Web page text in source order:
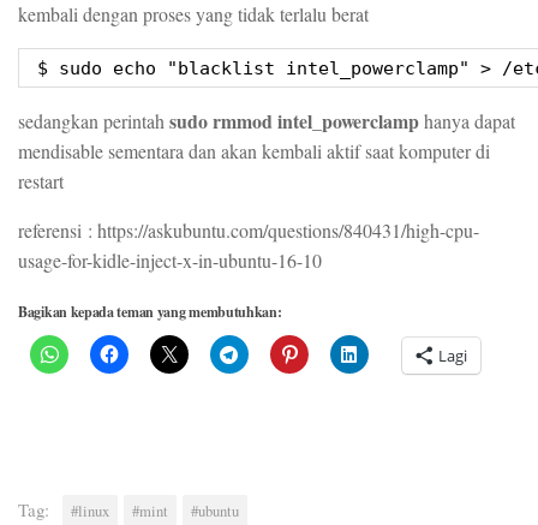
kembali dengan proses yang tidak terlalu berat
$ sudo echo "blacklist intel_powerclamp" > /
sedangkan perintah sudo rmmod intel_powerclamphanya dapat
mendisable sementara dan akan kembali aktif saat komputer di
restart
referensi : https://askubuntu.com/questions/840431/high-cpu-
usage-for-kidle-inject-x-in-ubuntu-16-10
Bagikan kepada teman yang membutuhkan:
Lagi
Tag: #linux #mint #ubuntu